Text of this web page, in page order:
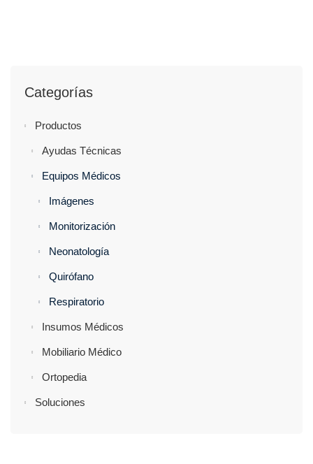
Categorías
Productos
Ayudas Técnicas
Equipos Médicos
Imágenes
Monitorización
Neonatología
Quirófano
Respiratorio
Insumos Médicos
Mobiliario Médico
Ortopedia
Soluciones